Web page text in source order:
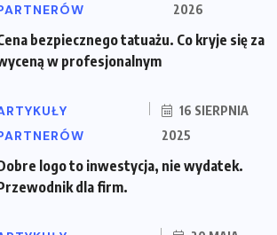
2026
bezpiecznego tatuażu. Co kryje się za
w profesjonalnym
16 SIERPNIA
2025
logo to inwestycja, nie wydatek.
dla firm.